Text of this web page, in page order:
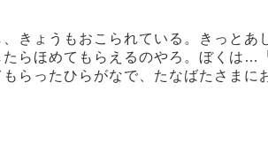
きょうもおこられている。きっとあ
らほめてもらえるのやろ。ぼくは…
らったひらがなで、たなばたさまに